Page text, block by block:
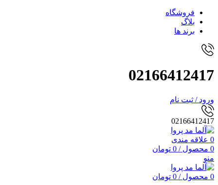
فروشگاه
بلاگ
برند ها
02166412417
ورود / ثبت نام
02166412417
0 علاقه مندی
0 محصول /
0 تومان
منو
0 محصول /
0 تومان